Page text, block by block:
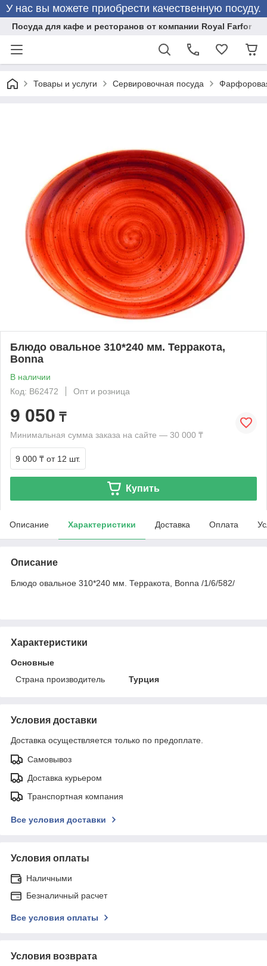
У нас вы можете приобрести качественную посуду.
Посуда для кафе и ресторанов от компании Royal Farfor
Товары и услуги Сервировочная посуда
Блюдо овальное 310*240 мм. Терракота,
Bonna
В наличии
Код: B62472
Опт и розница
9 050 ₸
Минимальная сумма заказа на сайте — 30 000 ₸
9 000 ₸ от 12 шт.
Купить
Описание Характеристики Доставка Оплата
Описание
Блюдо овальное 310*240 мм. Терракота, Bonna /1/6/582/
Характеристики
Основные
Страна производитель
Турция
Условия доставки
Доставка осуществляется только по предоплате.
Самовывоз
Доставка курьером
Транспортная компания
Все условия доставки
Условия оплаты
Наличными
Безналичный расчет
Все условия оплаты
Условия возврата